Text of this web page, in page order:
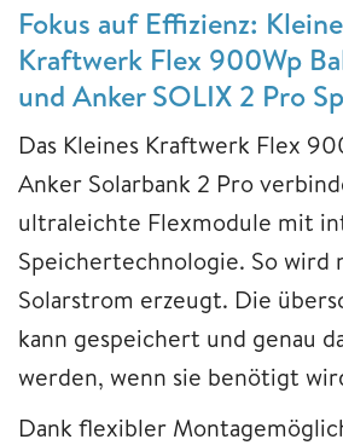
Fokus auf Effizienz:
Kraftwerk Flex 900Wp
und Anker SOLIX 2 Pro
Das Kleines Kraftwerk Flex
Anker Solarbank 2 Pro
ultraleichte Flexmodule mit
Speichertechnologie. So wird
Solarstrom erzeugt. Die
kann gespeichert und genau
werden, wenn sie benötigt
Dank flexibler